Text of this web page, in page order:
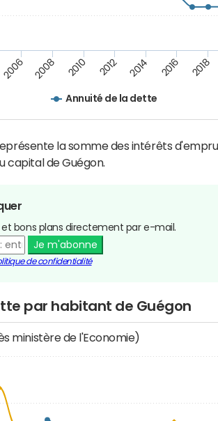
Annuité de la dette
2006 2008 2010 2012 2014 2016 2018
la somme des intérêts
capital de Guégon.
et bons plans directement par e-mail.
Je m'abonne
de confidentialité
par habitant de Guégon
ministère de l'Economie)